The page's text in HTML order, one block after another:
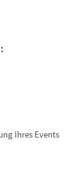
Ihres Events